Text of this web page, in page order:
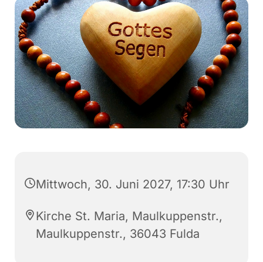
Mittwoch, 30. Juni 2027, 17:30 Uhr
Kirche St. Maria, Maulkuppenstr.,
Maulkuppenstr., 36043 Fulda